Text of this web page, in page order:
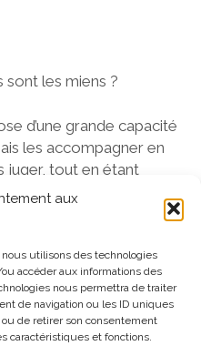
aux
utilisons des technologies
accéder aux informations des
nous permettra de traiter
de navigation ou les ID uniques
de retirer son consentement
caractéristiques et fonctions.
sont les miens ?
d’une grande capacité
les accompagner en
juger, tout en étant
pour leur permettre
c’est ici :
votre projet ? Appelez-